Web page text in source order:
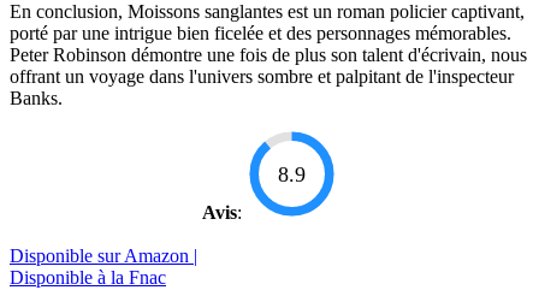
En conclusion, Moissons sanglantes est un roman policier captivant,
porté par une intrigue bien ficelée et des personnages mémorables.
Peter Robinson démontre une fois de plus son talent d'écrivain, nous
offrant un voyage dans l'univers sombre et palpitant de l'inspecteur
Banks.
Avis:
8.9
Disponible sur Amazon |
Disponible à la Fnac